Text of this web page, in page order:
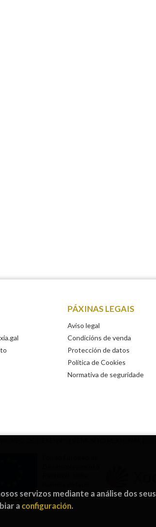
PÁXINAS LEGAIS
Aviso legal
Condicións de venda
Protección de datos
Política de Cookies
Normativa de seguridade
Europa”
servizos mediante a análise dos seus
a configuración.